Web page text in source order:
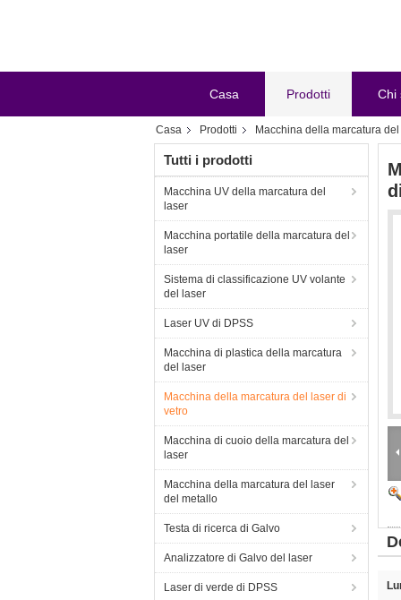
Casa Prodotti Chi
Casa Prodotti Macchina della marcatura
Tutti i prodotti
Macchina UV della marcatura del
laser
Macchina portatile della marcatura del
laser
Sistema di classificazione UV volante
del laser
Laser UV di DPSS
Macchina di plastica della marcatura
del laser
Macchina della marcatura del laser di
vetro
Macchina di cuoio della marcatura del
laser
Macchina della marcatura del laser
del metallo
Testa di ricerca di Galvo
Analizzatore di Galvo del laser
Laser di verde di DPSS